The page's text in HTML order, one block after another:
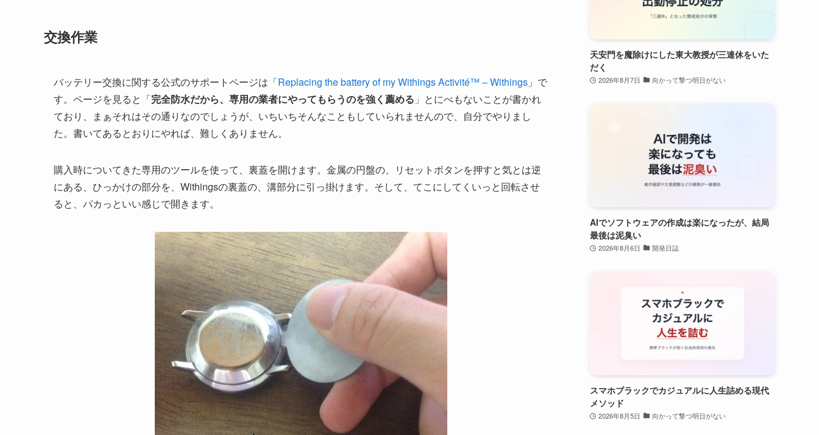
交換作業
バッテリー交換に関する公式のサポートページは「Replacing the battery of my Withings Activité™ – Withings 」で
す。ページを見ると「完全防水だから、専用の業者にやってもらうのを強く薦める 」とにべもないことが書かれ
ており、まぁそれはその通りなのでしょうが、いちいちそんなこともしていられませんので、自分でやりまし
た。書いてあるとおりにやれば、難しくありません。
購入時についてきた専用のツールを使って、裏蓋を開けます。金属の円盤の、リセットボタンを押すと気とは逆
にある、ひっかけの部分を、Withingsの裏蓋の、溝部分に引っ掛けます。そして、てこにしてくいっと回転させ
ると、パカっといい感じで開きます。
天安門を魔除けにした東大教授が三連休をいた
だく
2026年8月7日 向かって撃つ明日がない
AIでソフトウェアの作成は楽になったが、結局
最後は泥臭い
2026年8月6日 開発日誌
スマホブラックでカジュアルに人生詰める現代
メソッド
2026年8月5日 向かって撃つ明日がない